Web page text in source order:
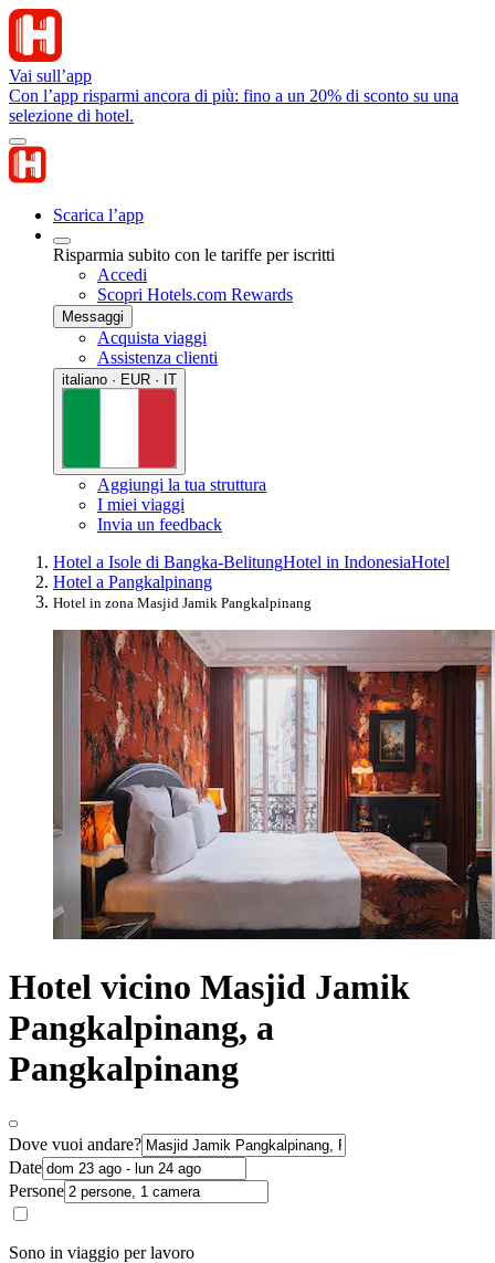
Vai sull’app
Con l’app risparmi ancora di più: fino a un 20% di sconto su una
selezione di hotel.
Scarica l’app
Risparmia subito con le tariffe per iscritti
Accedi
Scopri Hotels.com Rewards
Messaggi
Acquista viaggi
Assistenza clienti
italiano · EUR · IT
Aggiungi la tua struttura
I miei viaggi
Invia un feedback
Hotel a Isole di Bangka-BelitungHotel in IndonesiaHotel
Hotel a Pangkalpinang
Hotel in zona Masjid Jamik Pangkalpinang
Hotel vicino Masjid Jamik
Pangkalpinang, a
Pangkalpinang
Dove vuoi andare?
Date
Persone
Sono in viaggio per lavoro